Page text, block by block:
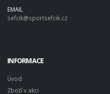
EMAIL
sefcik@sportsefcik.cz
INFORMACE
Úvod
Zboží v akci